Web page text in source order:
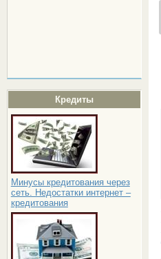
Кредиты
Минусы кредитования через
сеть. Недостатки интернет –
кредитования